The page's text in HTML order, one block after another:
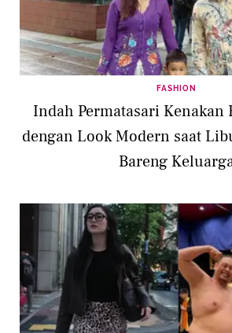
FASHION
Indah Permatasari Kenakan
dengan Look Modern saat
Bareng